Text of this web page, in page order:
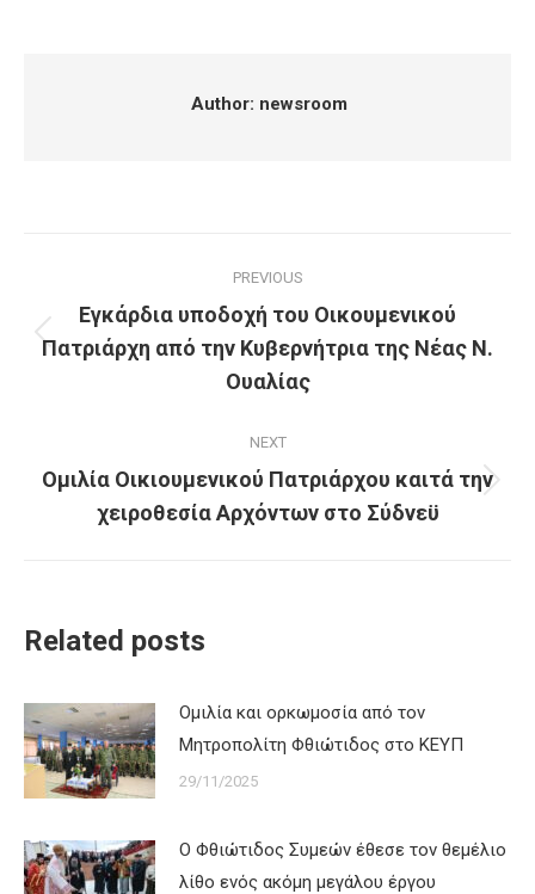
Author: newsroom
navigation
PREVIOUS
Previous
post:
Εγκάρδια υποδοχή του Οικουμενικού
Πατριάρχη από την Κυβερνήτρια της Νέας Ν.
Ουαλίας
NEXT
Next
post:
Ομιλία Οικιουμενικού Πατριάρχου καιτά την
χειροθεσία Αρχόντων στο Σύδνεϋ
Related posts
Ομιλία και ορκωμοσία από τον
Μητροπολίτη Φθιώτιδος στο ΚΕΥΠ
29/11/2025
Ο Φθιώτιδος Συμεών έθεσε τον θεμέλιο
λίθο ενός ακόμη μεγάλου έργου